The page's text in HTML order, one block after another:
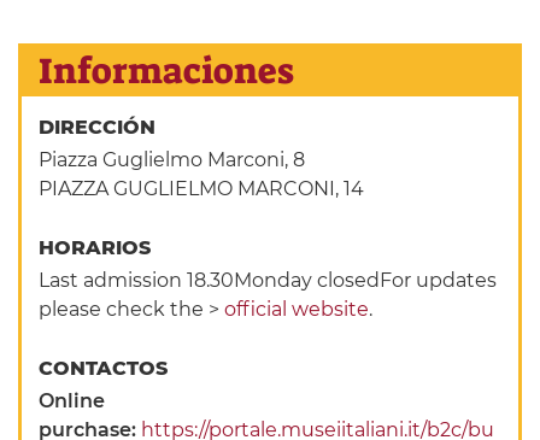
Informaciones
DIRECCIÓN
Piazza Guglielmo Marconi, 8
PIAZZA GUGLIELMO MARCONI, 14
HORARIOS
Last admission 18.30Monday closedFor updates
please check the >official website.
CONTACTOS
Online
purchase: https://portale.museiitaliani.it/b2c/bu